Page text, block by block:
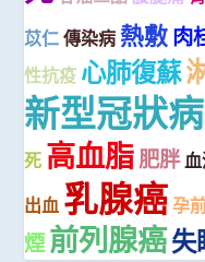
苡仁 傳染病 熱敷肉
性抗疫 心肺復蘇
新型冠狀
死 高血脂肥胖
出血 乳腺癌 孕
煙前列腺癌失